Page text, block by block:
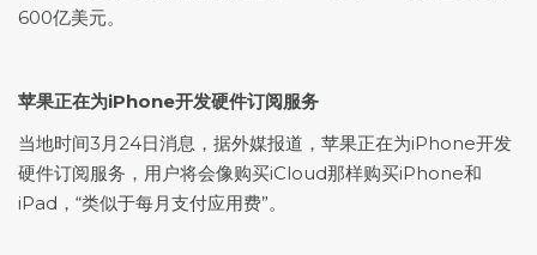
600亿美元。
苹果正在为iPhone开发硬件订阅服务
当地时间3月24日消息，据外媒报道，苹果正在为iPhone开发
硬件订阅服务，用户将会像购买iCloud那样购买iPhone和
iPad，“类似于每月支付应用费”。